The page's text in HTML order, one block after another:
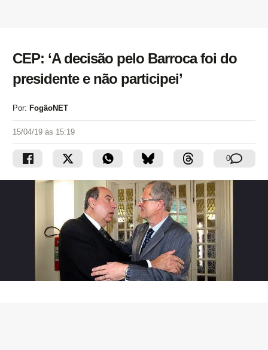
CEP: ‘A decisão pelo Barroca foi do
presidente e não participei’
Por: FogãoNET
15/04/19 às 15:19
0